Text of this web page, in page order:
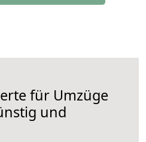
für Umzüge
und